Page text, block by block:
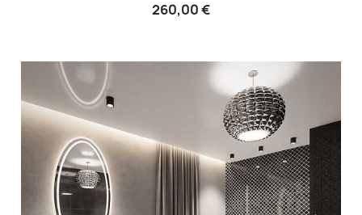
260,00 €